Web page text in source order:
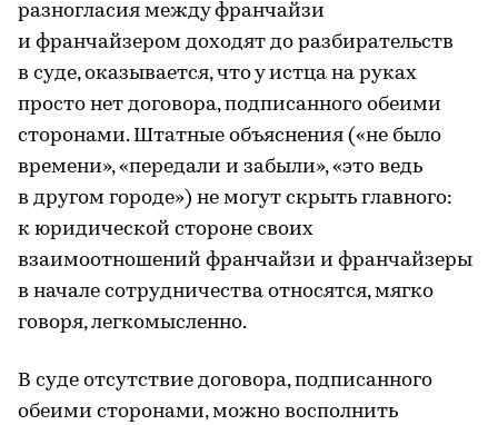
разногласия между франчайзи
и франчайзером доходят до разбирательств
в суде, оказывается, что у истца на руках
просто нет договора, подписанного обеими
сторонами. Штатные объяснения («не было
времени», «передали и забыли», «это ведь
в другом городе») не могут скрыть главного:
к юридической стороне своих
взаимоотношений франчайзи и франчайзеры
в начале сотрудничества относятся, мягко
говоря, легкомысленно.
В суде отсутствие договора, подписанного
обеими сторонами, можно восполнить